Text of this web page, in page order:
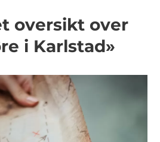
oversikt over
i Karlstad»